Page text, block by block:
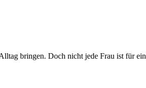
bringen. Doch nicht jede Frau ist für